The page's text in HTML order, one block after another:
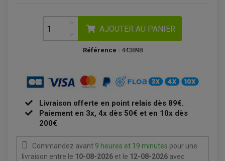
POMPE A ESSENCE
REDRESSEUR / REGULATEUR
STATOR
ATELIER, PADDOCK, STAND
ANTIPARASITE NGK
FILTRE A AIR
FILTRE A HUILE
FILTRE ET ACCESSOIRE ESSENCE
OUTILLAGE
FREINAGE
DISQUE DE FREIN AVANT
ACCESSOIRE + VISSERIE FREINAGE
DISQUE DE FREIN ARRIERE
PLAQUETTE DE FREIN AVANT
AJOUTER AU PANIER
Référence : 443898
Livraison offerte en point relais dès 89€.
Paiement en 3x, 4x dès 50€ et en 10x dès
200€
Commandez avant 9 heures et 19 minutes pour une
livraison entre le 10-08-2026 et le 12-08-2026 avec